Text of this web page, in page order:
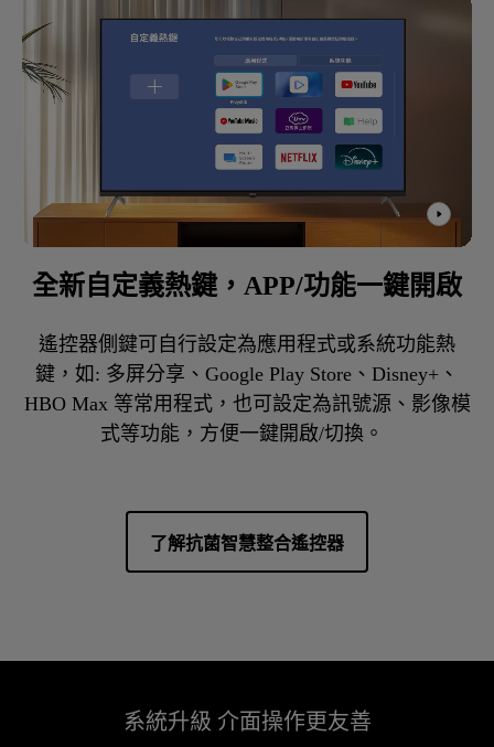
全新自定義熱鍵，APP/功能一鍵開啟
遙控器側鍵可自行設定為應用程式或系統功能熱
鍵，如: 多屏分享、Google Play Store、Disney+、
HBO Max 等常用程式，也可設定為訊號源、影像模
式等功能，方便一鍵開啟/切換。
了解抗菌智慧整合遙控器
系統升級​ 介面操作更友善